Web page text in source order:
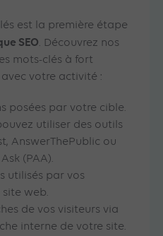
est la première étape
SEO. Découvrez nos
mots-clés à fort
votre activité :
posées par votre cible.
utiliser des outils
AnswerThePublic ou
(PAA).
utilisés par vos
site web.
de vos visiteurs via
interne de votre site.